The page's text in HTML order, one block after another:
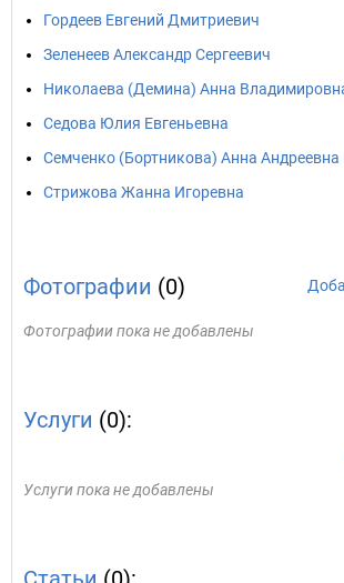
Гордеев Евгений Дмитриевич
Зеленеев Александр Сергеевич
Николаева (Демина) Анна
Седова Юлия Евгеньевна
Семченко (Бортникова) Анна Андреевна
Стрижова Жанна Игоревна
Фотографии (0)
Фотографии пока не добавлены
Услуги (0):
Услуги пока не добавлены